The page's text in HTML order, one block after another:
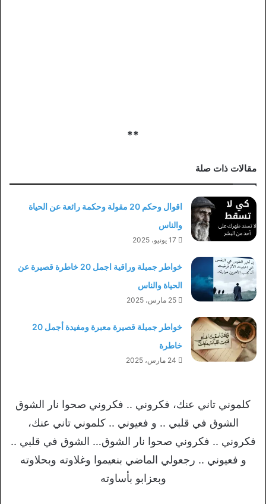
**
مقالات ذات صلة
اقوال وحكم 20 مقولة وحكمة رائعة عن الحياة
والناس
17 يونيو، 2025
خواطر جميلة وراقية اجمل 20 خاطرة قصيرة عن
الحياة والناس
25 مارس، 2025
خواطر جميلة قصيرة معبرة ومفيدة أجمل 20
خاطرة
24 مارس، 2025
كلموني تاني عنك، فكروني .. فكروني صحوا نار الشوق
الشوق في قلبي .. و فعيوني .. كلموني تاني عنك،
فكروني .. فكروني صحوا نار الشوق… الشوق في قلبي ..
و فعيوني .. رجعولي الماضي بنعيموا وغلاوته وبحلاوته
وبعزابو بأساوته